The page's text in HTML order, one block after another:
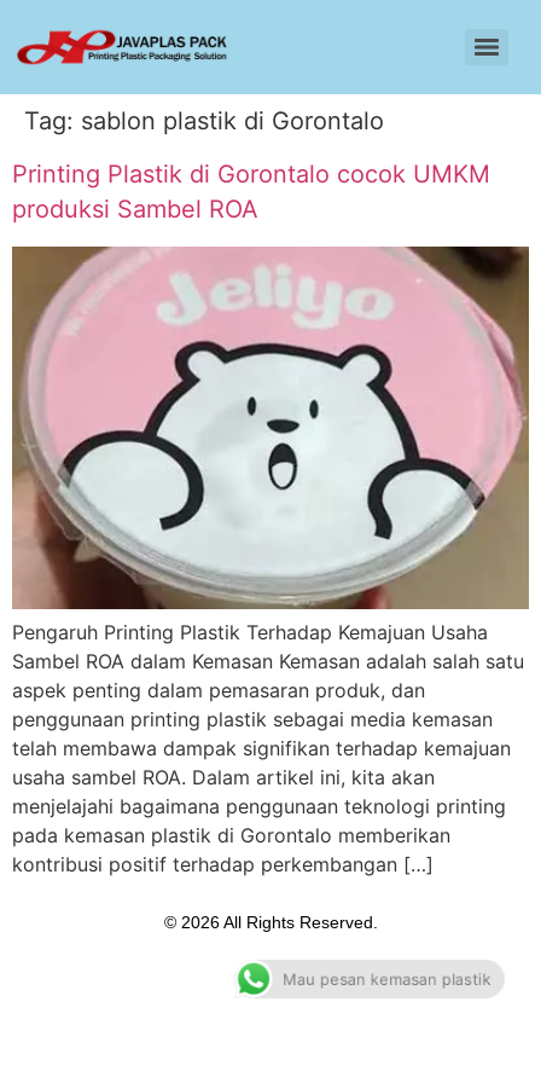
Tag: sablon plastik di Gorontalo
Printing Plastik di Gorontalo cocok UMKM
produksi Sambel ROA
Pengaruh Printing Plastik Terhadap Kemajuan Usaha
Sambel ROA dalam Kemasan Kemasan adalah salah satu
aspek penting dalam pemasaran produk, dan
penggunaan printing plastik sebagai media kemasan
telah membawa dampak signifikan terhadap kemajuan
usaha sambel ROA. Dalam artikel ini, kita akan
menjelajahi bagaimana penggunaan teknologi printing
pada kemasan plastik di Gorontalo memberikan
kontribusi positif terhadap perkembangan […]
© 2026 All Rights Reserved.
Mau pesan kemasan plastik